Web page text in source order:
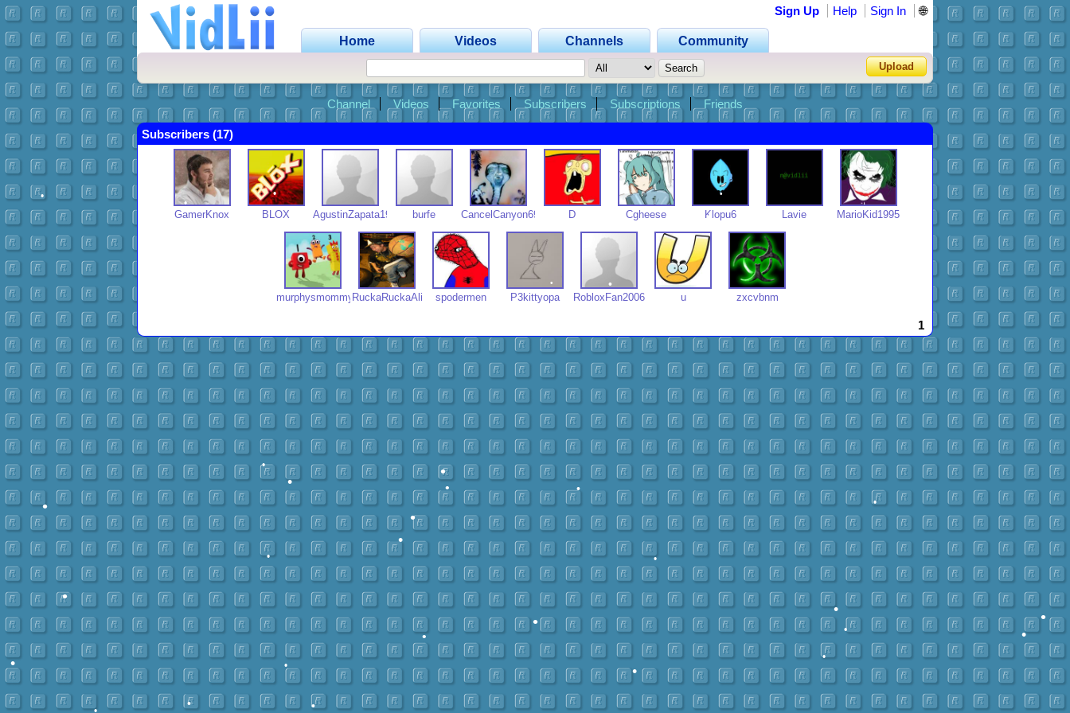
Home Videos Channels Community
Sign Up Help Sign In
Forgot Password?
🌐
Upload
Channel Videos Favorites Subscribers Subscriptions Friends
Subscribers (17)
GamerKnox BLOX AgustinZapata1999 burfe CancelCanyon69 D Cgheese Klopu6 Lavie MarioKid1995
murphysmommy RuckaRuckaAli spodermen P3kittyopa RobloxFan2006 u zxcvbnm
1
•
•
• •
•
•
•
•
•
•
•
•
•
•
•
•
•
•
•
•
•
•
•
•